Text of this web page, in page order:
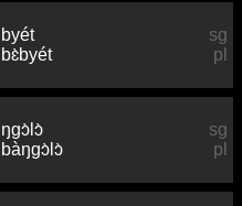
byét
sg
bɛ̀byét
pl
ŋɡɔ̀lɔ̀
sg
bàŋɡɔ̀lɔ̀
pl